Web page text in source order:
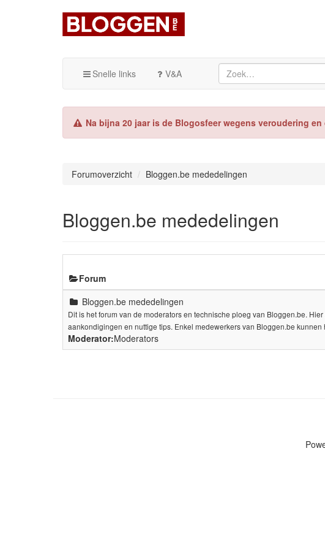
Snelle links V&A
Na bijna 20 jaar is de Blogosfeer wegens veroudering
Forumoverzicht Bloggen.be mededelingen
Bloggen.be mededelingen
Forum
Bloggen.be mededelingen
Dit is het forum van de moderators en technische ploeg van Bloggen.be.
aankondigingen en nuttige tips. Enkel medewerkers van Bloggen.be kunnen
Moderator:Moderators